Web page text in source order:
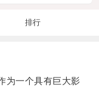
排行
一个具有巨大影